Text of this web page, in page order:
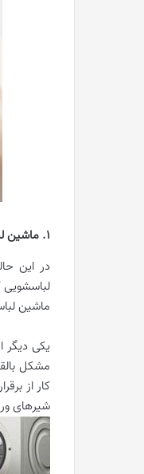
1. ماشین لباسشویی روشن نمی‌شود
در این
لباسشویی
ماشین
یکی دیگر
مشکل
کار از
شیرهای